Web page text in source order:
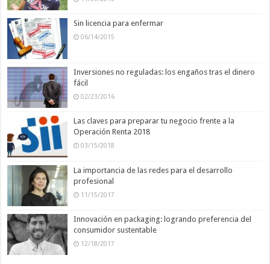
Sin licencia para enfermar
06/14/2015
Inversiones no reguladas: los engaños tras el dinero
fácil
02/23/2016
Las claves para preparar tu negocio frente a la
Operación Renta 2018
03/15/2018
La importancia de las redes para el desarrollo
profesional
11/15/2017
Innovación en packaging: logrando preferencia del
consumidor sustentable
12/18/2017